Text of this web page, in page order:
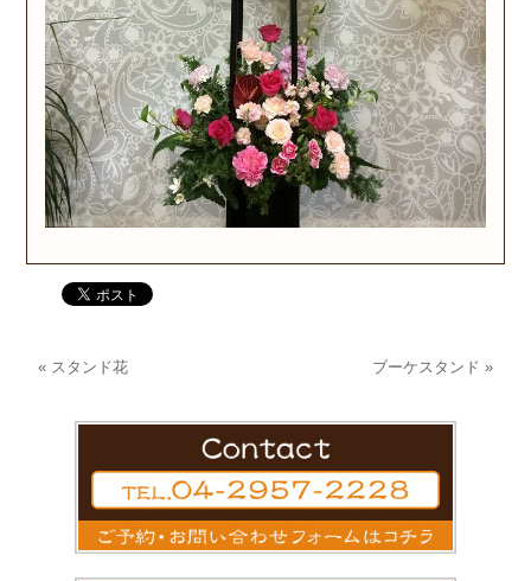
« スタンド花 ブーケスタンド »